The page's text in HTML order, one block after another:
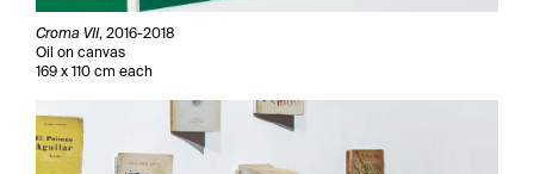
Croma VII, 2016-2018
Oil on canvas
169 x 110 cm each